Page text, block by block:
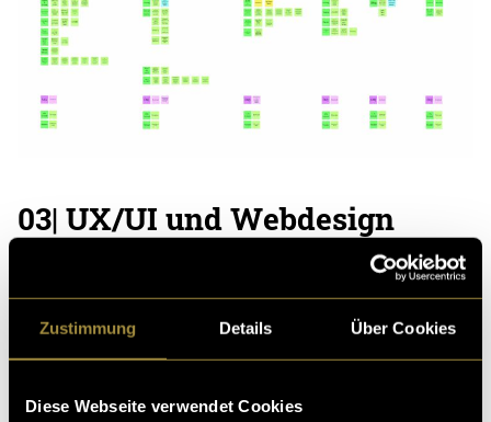
Zustimmung Details Über Cookies
Diese Webseite verwendet Cookies
03| UX/UI und Webdesign
Die erarbeitete Inhaltsarchitektur bildete die
Grundlage für das UX/UI-Konzept und den späteren
Prototypen in Figma.
Besonderes Augenmerk lag auf der verständlichen
und Besucher kommen erstmals mit Themen wie